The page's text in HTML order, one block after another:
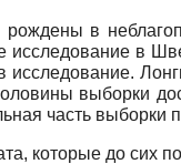
в
исследование в
выборки
часть
которые до сих